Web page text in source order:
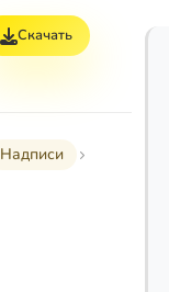
Скачать
Надписи